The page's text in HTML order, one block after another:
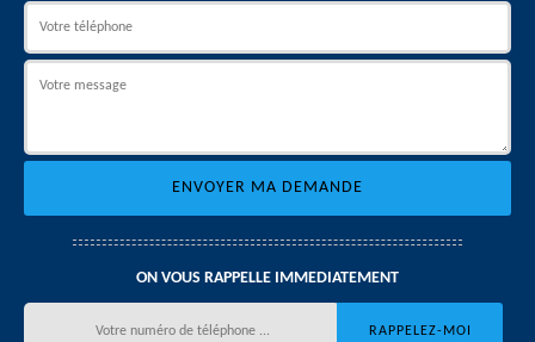
ON VOUS RAPPELLE IMMEDIATEMENT